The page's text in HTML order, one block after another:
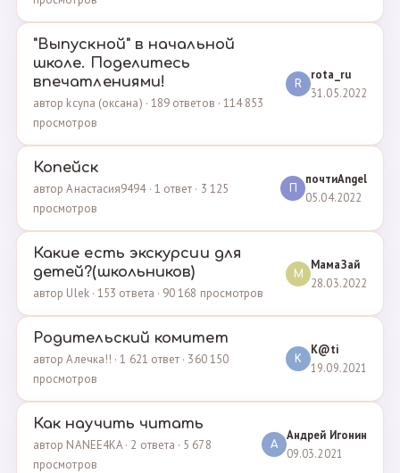
"Выпускной" в начальной
школе. Поделитесь
впечатлениями!
автор kcyna (оксана) · 189 ответов · 114 853
просмотров
R
rota_ru
31.05.2022
Копейск
автор Анастасия9494 · 1 ответ · 3 125
просмотров
почтиAngel
05.04.2022
Какие есть экскурсии для
детей?(школьников)
автор Ulek · 153 ответа · 90 168 просмотров
М
МамаЗай
28.03.2022
Родительский комитет
автор Алечка!! · 1 621 ответ · 360 150
просмотров
K
K@ti
19.09.2021
Как научить читать
автор NANEE4KA · 2 ответа · 5 678
просмотров
А
Андрей Игонин
09.03.2021